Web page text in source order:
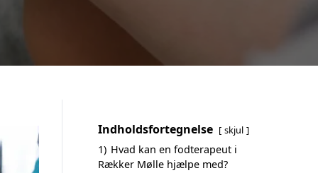
Indholdsfortegnelse skjul
1) Hvad kan en fodterapeut i
Rækker Mølle hjælpe med?